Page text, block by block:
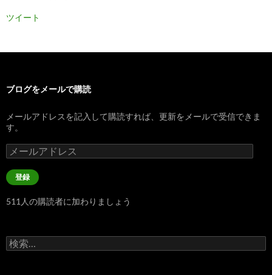
ツイート
ブログをメールで購読
メールアドレスを記入して購読すれば、更新をメールで受信できま
す。
メ
ー
ル
ア
レ
登録
511人の購読者に加わりましょう
検
索: